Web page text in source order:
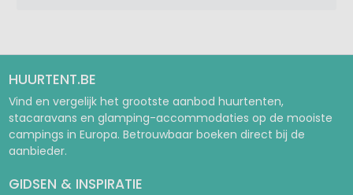
HUURTENT.BE
Vind en vergelijk het grootste aanbod huurtenten,
stacaravans en glamping-accommodaties op de mooiste
campings in Europa. Betrouwbaar boeken direct bij de
aanbieder.
GIDSEN & INSPIRATIE